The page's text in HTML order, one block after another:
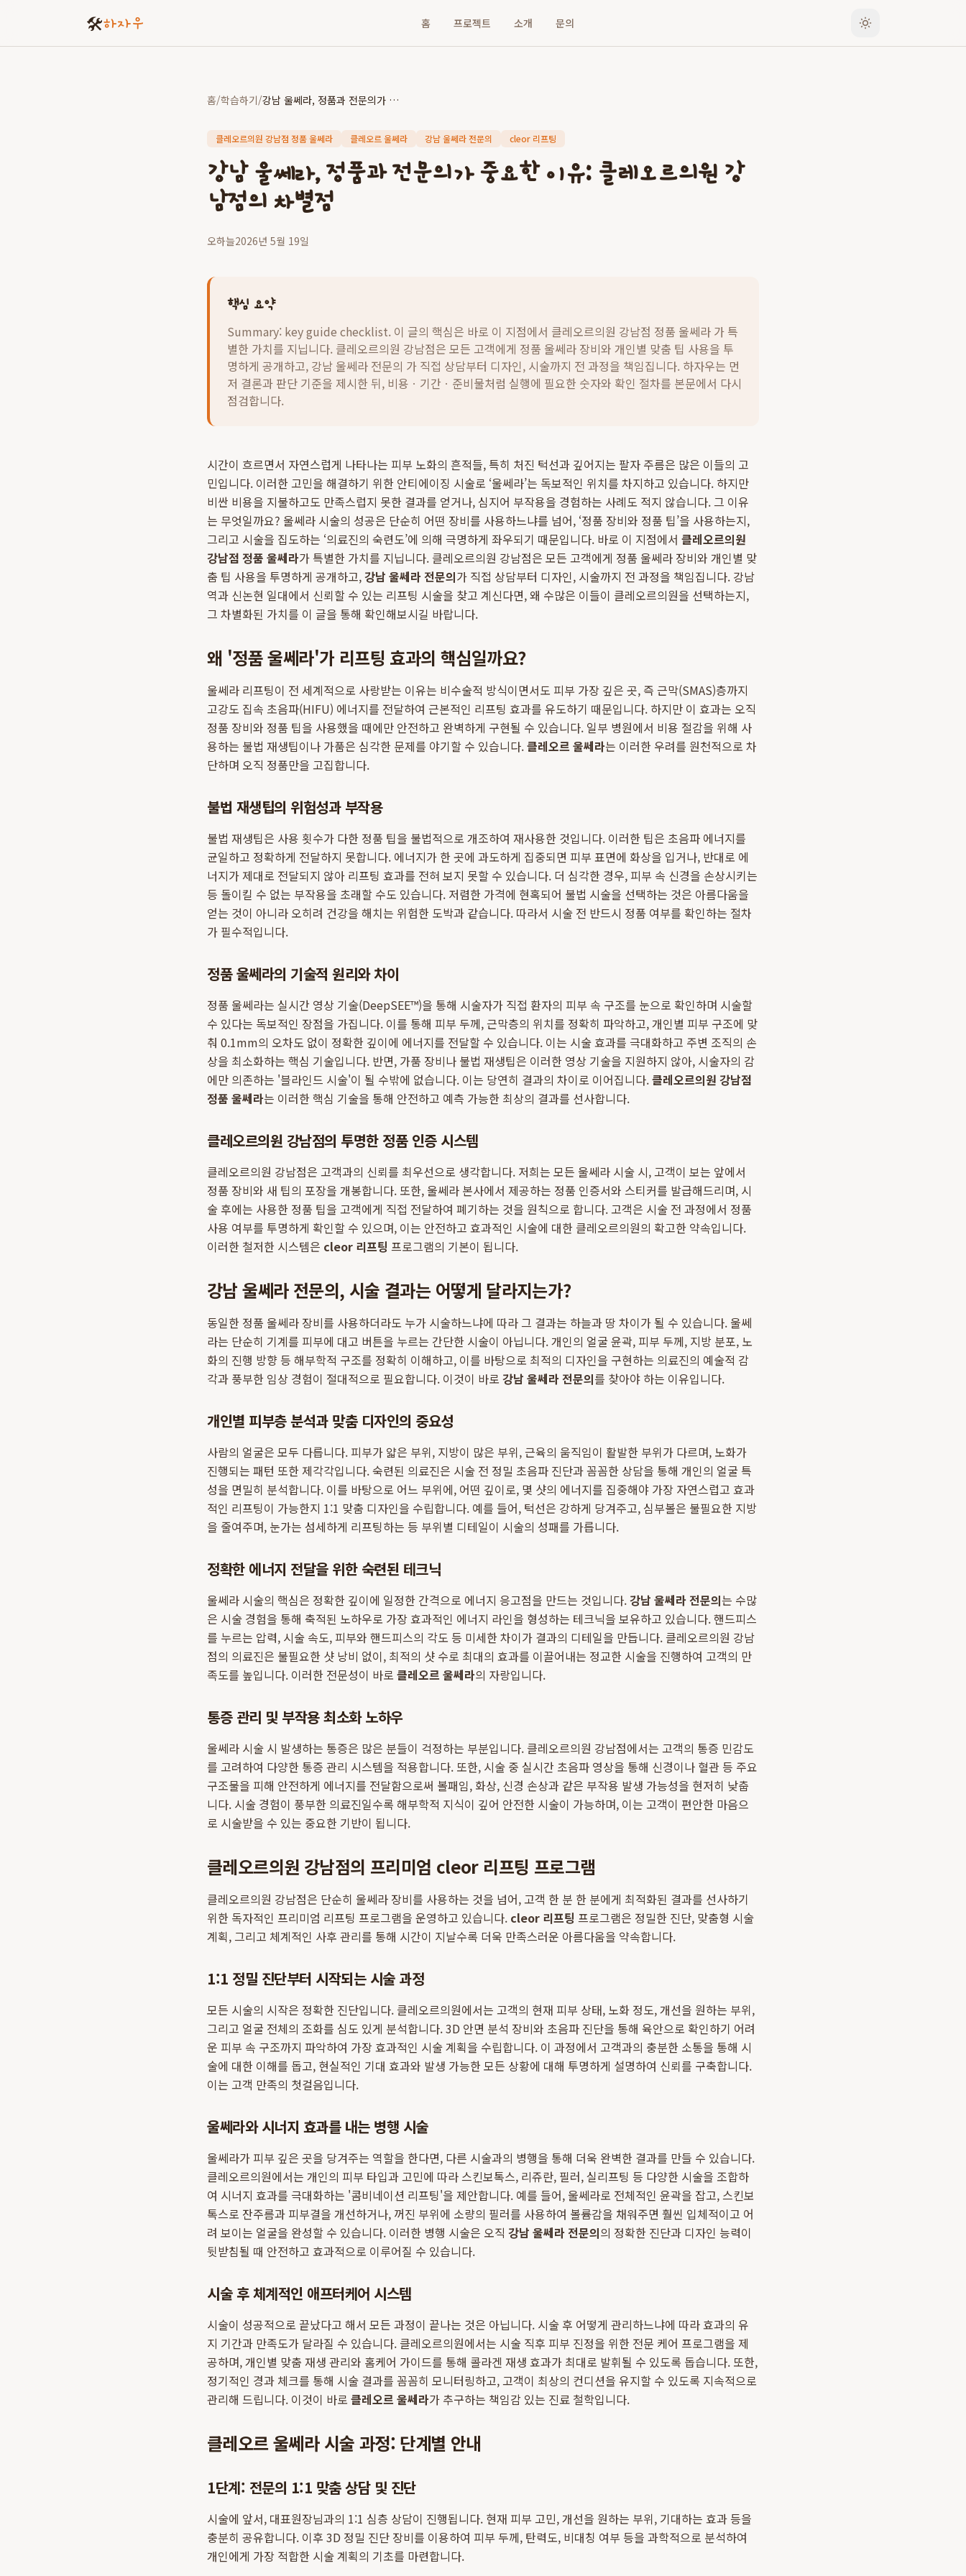
🛠️하자우 홈 프로젝트 소개 문의
홈/학습하기/ 강남 울쎄라, 정품과 전문의가 중요한 이유: 클레오르의원 강남점의 차별점
클레오르의원 강남점 정품 울쎄라 클레오르 울쎄라 강남 울쎄라 전문의 cleor 리프팅
강남 울쎄라, 정품과 전문의가 중요한 이유: 클레오르의원 강
남점의 차별점
오하늘2026년 5월 19일
핵심 요약
Summary: key guide checklist. 이 글의 핵심은 바로 이 지점에서 클레오르의원 강남점 정품 울쎄라 가 특
별한 가치를 지닙니다. 클레오르의원 강남점은 모든 고객에게 정품 울쎄라 장비와 개인별 맞춤 팁 사용을 투
명하게 공개하고, 강남 울쎄라 전문의 가 직접 상담부터 디자인, 시술까지 전 과정을 책임집니다. 하자우는 먼
저 결론과 판단 기준을 제시한 뒤, 비용ㆍ기간ㆍ준비물처럼 실행에 필요한 숫자와 확인 절차를 본문에서 다시
점검합니다.
시간이 흐르면서 자연스럽게 나타나는 피부 노화의 흔적들, 특히 처진 턱선과 깊어지는 팔자 주름은 많은 이들의 고
민입니다. 이러한 고민을 해결하기 위한 안티에이징 시술로 ‘울쎄라’는 독보적인 위치를 차지하고 있습니다. 하지만
비싼 비용을 지불하고도 만족스럽지 못한 결과를 얻거나, 심지어 부작용을 경험하는 사례도 적지 않습니다. 그 이유
는 무엇일까요? 울쎄라 시술의 성공은 단순히 어떤 장비를 사용하느냐를 넘어, ‘정품 장비와 정품 팁’을 사용하는지,
그리고 시술을 집도하는 ‘의료진의 숙련도’에 의해 극명하게 좌우되기 때문입니다. 바로 이 지점에서 클레오르의원
강남점 정품 울쎄라가 특별한 가치를 지닙니다. 클레오르의원 강남점은 모든 고객에게 정품 울쎄라 장비와 개인별 맞
춤 팁 사용을 투명하게 공개하고, 강남 울쎄라 전문의가 직접 상담부터 디자인, 시술까지 전 과정을 책임집니다. 강남
역과 신논현 일대에서 신뢰할 수 있는 리프팅 시술을 찾고 계신다면, 왜 수많은 이들이 클레오르의원을 선택하는지,
그 차별화된 가치를 이 글을 통해 확인해보시길 바랍니다.
왜 '정품 울쎄라'가 리프팅 효과의 핵심일까요?
울쎄라 리프팅이 전 세계적으로 사랑받는 이유는 비수술적 방식이면서도 피부 가장 깊은 곳, 즉 근막(SMAS)층까지
고강도 집속 초음파(HIFU) 에너지를 전달하여 근본적인 리프팅 효과를 유도하기 때문입니다. 하지만 이 효과는 오직
정품 장비와 정품 팁을 사용했을 때에만 안전하고 완벽하게 구현될 수 있습니다. 일부 병원에서 비용 절감을 위해 사
용하는 불법 재생팁이나 가품은 심각한 문제를 야기할 수 있습니다.클레오르 울쎄라는 이러한 우려를 원천적으로 차
단하며 오직 정품만을 고집합니다.
불법 재생팁의 위험성과 부작용
불법 재생팁은 사용 횟수가 다한 정품 팁을 불법적으로 개조하여 재사용한 것입니다. 이러한 팁은 초음파 에너지를
균일하고 정확하게 전달하지 못합니다. 에너지가 한 곳에 과도하게 집중되면 피부 표면에 화상을 입거나, 반대로 에
너지가 제대로 전달되지 않아 리프팅 효과를 전혀 보지 못할 수 있습니다. 더 심각한 경우, 피부 속 신경을 손상시키는
등 돌이킬 수 없는 부작용을 초래할 수도 있습니다. 저렴한 가격에 현혹되어 불법 시술을 선택하는 것은 아름다움을
얻는 것이 아니라 오히려 건강을 해치는 위험한 도박과 같습니다. 따라서 시술 전 반드시 정품 여부를 확인하는 절차
가 필수적입니다.
정품 울쎄라의 기술적 원리와 차이
정품 울쎄라는 실시간 영상 기술(DeepSEE™)을 통해 시술자가 직접 환자의 피부 속 구조를 눈으로 확인하며 시술할
수 있다는 독보적인 장점을 가집니다. 이를 통해 피부 두께, 근막층의 위치를 정확히 파악하고, 개인별 피부 구조에 맞
춰 0.1mm의 오차도 없이 정확한 깊이에 에너지를 전달할 수 있습니다. 이는 시술 효과를 극대화하고 주변 조직의 손
상을 최소화하는 핵심 기술입니다. 반면, 가품 장비나 불법 재생팁은 이러한 영상 기술을 지원하지 않아, 시술자의 감
에만 의존하는 '블라인드 시술'이 될 수밖에 없습니다. 이는 당연히 결과의 차이로 이어집니다.클레오르의원 강남점
정품 울쎄라는 이러한 핵심 기술을 통해 안전하고 예측 가능한 최상의 결과를 선사합니다.
클레오르의원 강남점의 투명한 정품 인증 시스템
클레오르의원 강남점은 고객과의 신뢰를 최우선으로 생각합니다. 저희는 모든 울쎄라 시술 시, 고객이 보는 앞에서
정품 장비와 새 팁의 포장을 개봉합니다. 또한, 울쎄라 본사에서 제공하는 정품 인증서와 스티커를 발급해드리며, 시
술 후에는 사용한 정품 팁을 고객에게 직접 전달하여 폐기하는 것을 원칙으로 합니다. 고객은 시술 전 과정에서 정품
사용 여부를 투명하게 확인할 수 있으며, 이는 안전하고 효과적인 시술에 대한 클레오르의원의 확고한 약속입니다.
이러한 철저한 시스템은 cleor 리프팅 프로그램의 기본이 됩니다.
강남 울쎄라 전문의, 시술 결과는 어떻게 달라지는가?
동일한 정품 울쎄라 장비를 사용하더라도 누가 시술하느냐에 따라 그 결과는 하늘과 땅 차이가 될 수 있습니다. 울쎄
라는 단순히 기계를 피부에 대고 버튼을 누르는 간단한 시술이 아닙니다. 개인의 얼굴 윤곽, 피부 두께, 지방 분포, 노
화의 진행 방향 등 해부학적 구조를 정확히 이해하고, 이를 바탕으로 최적의 디자인을 구현하는 의료진의 예술적 감
각과 풍부한 임상 경험이 절대적으로 필요합니다. 이것이 바로 강남 울쎄라 전문의를 찾아야 하는 이유입니다.
개인별 피부층 분석과 맞춤 디자인의 중요성
사람의 얼굴은 모두 다릅니다. 피부가 얇은 부위, 지방이 많은 부위, 근육의 움직임이 활발한 부위가 다르며, 노화가
진행되는 패턴 또한 제각각입니다. 숙련된 의료진은 시술 전 정밀 초음파 진단과 꼼꼼한 상담을 통해 개인의 얼굴 특
성을 면밀히 분석합니다. 이를 바탕으로 어느 부위에, 어떤 깊이로, 몇 샷의 에너지를 집중해야 가장 자연스럽고 효과
적인 리프팅이 가능한지 1:1 맞춤 디자인을 수립합니다. 예를 들어, 턱선은 강하게 당겨주고, 심부볼은 불필요한 지방
을 줄여주며, 눈가는 섬세하게 리프팅하는 등 부위별 디테일이 시술의 성패를 가릅니다.
정확한 에너지 전달을 위한 숙련된 테크닉
울쎄라 시술의 핵심은 정확한 깊이에 일정한 간격으로 에너지 응고점을 만드는 것입니다. 강남 울쎄라 전문의는 수많
은 시술 경험을 통해 축적된 노하우로 가장 효과적인 에너지 라인을 형성하는 테크닉을 보유하고 있습니다. 핸드피스
를 누르는 압력, 시술 속도, 피부와 핸드피스의 각도 등 미세한 차이가 결과의 디테일을 만듭니다. 클레오르의원 강남
점의 의료진은 불필요한 샷 낭비 없이, 최적의 샷 수로 최대의 효과를 이끌어내는 정교한 시술을 진행하여 고객의 만
족도를 높입니다. 이러한 전문성이 바로 클레오르 울쎄라의 자랑입니다.
통증 관리 및 부작용 최소화 노하우
울쎄라 시술 시 발생하는 통증은 많은 분들이 걱정하는 부분입니다. 클레오르의원 강남점에서는 고객의 통증 민감도
를 고려하여 다양한 통증 관리 시스템을 적용합니다. 또한, 시술 중 실시간 초음파 영상을 통해 신경이나 혈관 등 주요
구조물을 피해 안전하게 에너지를 전달함으로써 볼패임, 화상, 신경 손상과 같은 부작용 발생 가능성을 현저히 낮춥
니다. 시술 경험이 풍부한 의료진일수록 해부학적 지식이 깊어 안전한 시술이 가능하며, 이는 고객이 편안한 마음으
로 시술받을 수 있는 중요한 기반이 됩니다.
클레오르의원 강남점의 프리미엄 cleor 리프팅 프로그램
클레오르의원 강남점은 단순히 울쎄라 장비를 사용하는 것을 넘어, 고객 한 분 한 분에게 최적화된 결과를 선사하기
위한 독자적인 프리미엄 리프팅 프로그램을 운영하고 있습니다. cleor 리프팅 프로그램은 정밀한 진단, 맞춤형 시술
계획, 그리고 체계적인 사후 관리를 통해 시간이 지날수록 더욱 만족스러운 아름다움을 약속합니다.
1:1 정밀 진단부터 시작되는 시술 과정
모든 시술의 시작은 정확한 진단입니다. 클레오르의원에서는 고객의 현재 피부 상태, 노화 정도, 개선을 원하는 부위,
그리고 얼굴 전체의 조화를 심도 있게 분석합니다. 3D 안면 분석 장비와 초음파 진단을 통해 육안으로 확인하기 어려
운 피부 속 구조까지 파악하여 가장 효과적인 시술 계획을 수립합니다. 이 과정에서 고객과의 충분한 소통을 통해 시
술에 대한 이해를 돕고, 현실적인 기대 효과와 발생 가능한 모든 상황에 대해 투명하게 설명하여 신뢰를 구축합니다.
이는 고객 만족의 첫걸음입니다.
울쎄라와 시너지 효과를 내는 병행 시술
울쎄라가 피부 깊은 곳을 당겨주는 역할을 한다면, 다른 시술과의 병행을 통해 더욱 완벽한 결과를 만들 수 있습니다.
클레오르의원에서는 개인의 피부 타입과 고민에 따라 스킨보톡스, 리쥬란, 필러, 실리프팅 등 다양한 시술을 조합하
여 시너지 효과를 극대화하는 '콤비네이션 리프팅'을 제안합니다. 예를 들어, 울쎄라로 전체적인 윤곽을 잡고, 스킨보
톡스로 잔주름과 피부결을 개선하거나, 꺼진 부위에 소량의 필러를 사용하여 볼륨감을 채워주면 훨씬 입체적이고 어
려 보이는 얼굴을 완성할 수 있습니다. 이러한 병행 시술은 오직 강남 울쎄라 전문의의 정확한 진단과 디자인 능력이
뒷받침될 때 안전하고 효과적으로 이루어질 수 있습니다.
시술 후 체계적인 애프터케어 시스템
시술이 성공적으로 끝났다고 해서 모든 과정이 끝나는 것은 아닙니다. 시술 후 어떻게 관리하느냐에 따라 효과의 유
지 기간과 만족도가 달라질 수 있습니다. 클레오르의원에서는 시술 직후 피부 진정을 위한 전문 케어 프로그램을 제
공하며, 개인별 맞춤 재생 관리와 홈케어 가이드를 통해 콜라겐 재생 효과가 최대로 발휘될 수 있도록 돕습니다. 또한,
정기적인 경과 체크를 통해 시술 결과를 꼼꼼히 모니터링하고, 고객이 최상의 컨디션을 유지할 수 있도록 지속적으로
관리해 드립니다. 이것이 바로 클레오르 울쎄라가 추구하는 책임감 있는 진료 철학입니다.
클레오르 울쎄라 시술 과정: 단계별 안내
1단계: 전문의 1:1 맞춤 상담 및 진단
시술에 앞서, 대표원장님과의 1:1 심층 상담이 진행됩니다. 현재 피부 고민, 개선을 원하는 부위, 기대하는 효과 등을
충분히 공유합니다. 이후 3D 정밀 진단 장비를 이용하여 피부 두께, 탄력도, 비대칭 여부 등을 과학적으로 분석하여
개인에게 가장 적합한 시술 계획의 기초를 마련합니다.